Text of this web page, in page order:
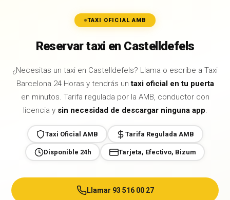
TAXI OFICIAL AMB
Reservar taxi en Castelldefels
¿Necesitas un taxi en Castelldefels? Llama o escribe a Taxi
Barcelona 24 Horas y tendrás untaxi oficial en tu puerta
en minutos. Tarifa regulada por la AMB, conductor con
licencia y sin necesidad de descargar ninguna app.
Taxi Oficial AMB Tarifa Regulada AMB
Disponible 24h Tarjeta, Efectivo, Bizum
Llamar 93 516 00 27